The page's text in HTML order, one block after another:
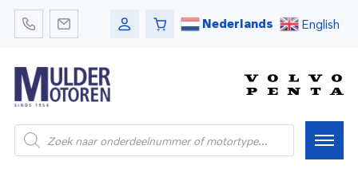
Nederlands English